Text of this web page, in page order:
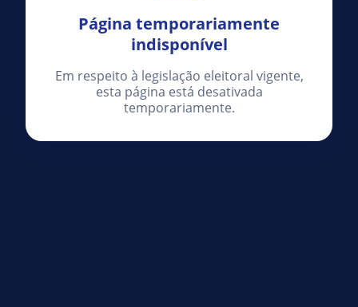
Página temporariamente
indisponível
Em respeito à legislação eleitoral vigente,
esta página está desativada
temporariamente.